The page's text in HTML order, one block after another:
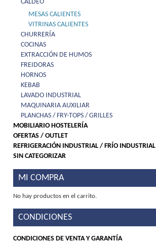
CALDEO
MESAS CALIENTES
VITRINAS CALIENTES
CHURRERÍA
COCINAS
EXTRACCIÓN DE HUMOS
FREIDORAS
HORNOS
KEBAB
LAVADO INDUSTRIAL
MAQUINARIA AUXILIAR
PLANCHAS / FRY-TOPS / GRILLES
MOBILIARIO HOSTELERÍA
OFERTAS / OUTLET
REFRIGERACIÓN INDUSTRIAL / FRÍO INDUSTRIAL
SIN CATEGORIZAR
MI COMPRA
No hay productos en el carrito.
CONDICIONES
CONDICIONES DE VENTA Y GARANTÍA